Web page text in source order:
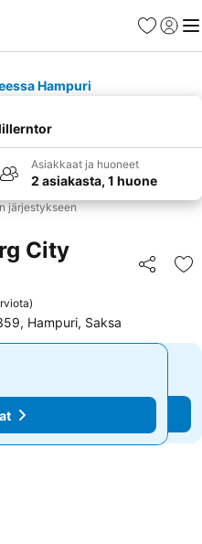
Suosikit
Hampuri
Asiakkaat ja huoneet
2 asiakasta, 1 huone
järjestykseen
City
Jaa
)
Hampuri, Saksa